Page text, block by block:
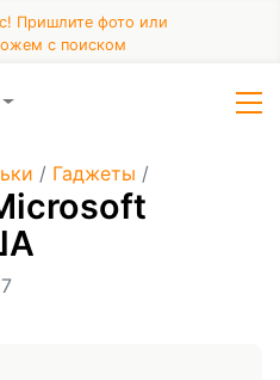
Пришлите фото или
с поиском
/ Гаджеты /